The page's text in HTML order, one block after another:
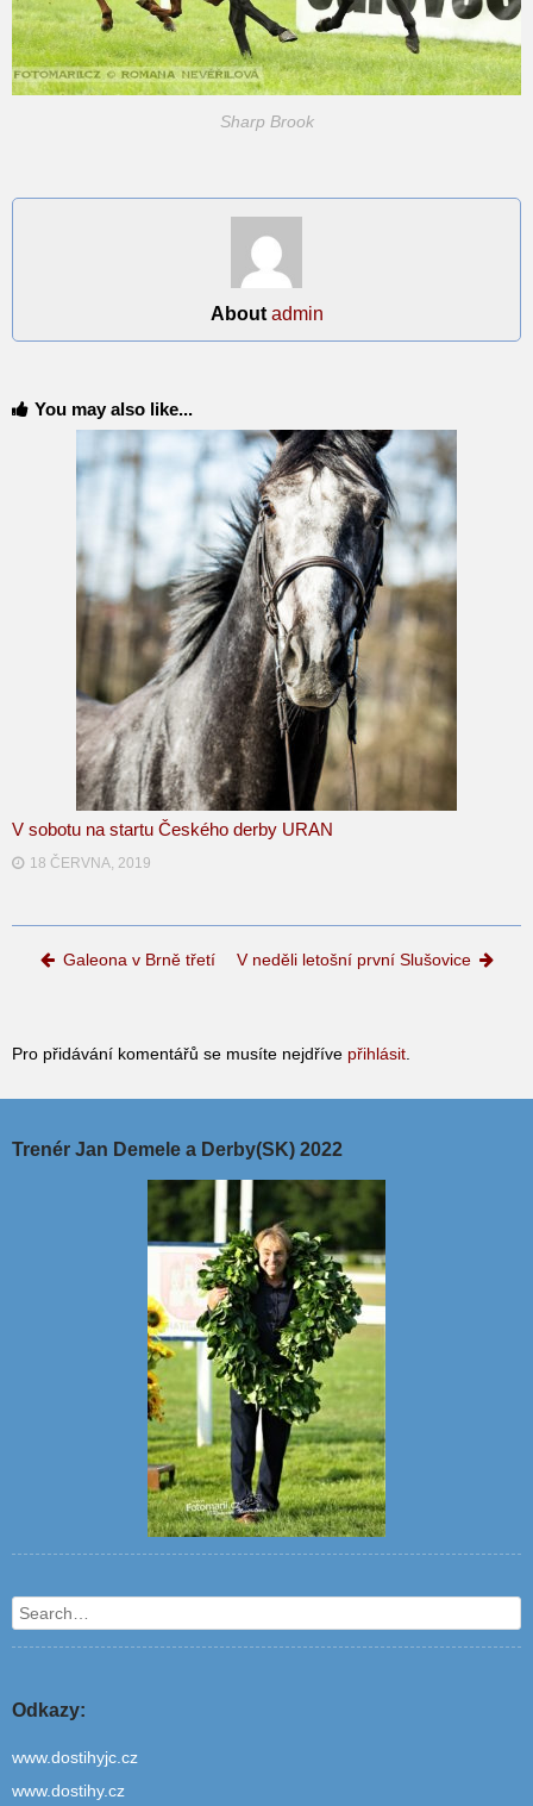
Sharp Brook
About admin
You may also like...
V sobotu na startu Českého derby URAN
18 ČERVNA, 2019
Post navigation
Galeona v Brně třetí V neděli letošní první Slušovice
Pro přidávání komentářů se musíte nejdříve přihlásit.
Trenér Jan Demele a Derby(SK) 2022
Search
Odkazy:
www.dostihyjc.cz
www.dostihy.cz